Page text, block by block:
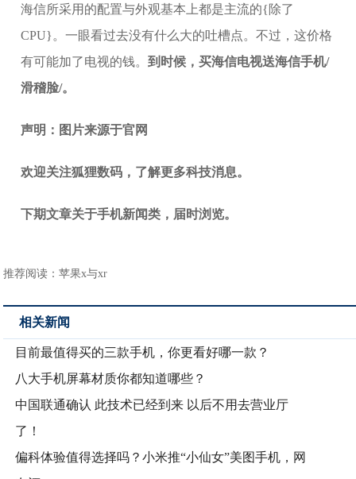
海信所采用的配置与外观基本上都是主流的{除了
CPU}。一眼看过去没有什么大的吐槽点。不过，这价格
有可能加了电视的钱。到时候，买海信电视送海信手机/
滑稽脸/。
声明：图片来源于官网
欢迎关注狐狸数码，了解更多科技消息。
下期文章关于手机新闻类，届时浏览。
推荐阅读：苹果x与xr
相关新闻
目前最值得买的三款手机，你更看好哪一款？
八大手机屏幕材质你都知道哪些？
中国联通确认 此技术已经到来 以后不用去营业厅
了！
偏科体验值得选择吗？小米推“小仙女”美图手机，网